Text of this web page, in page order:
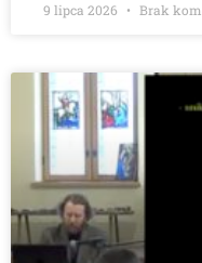
9 lipca 2026 Brak